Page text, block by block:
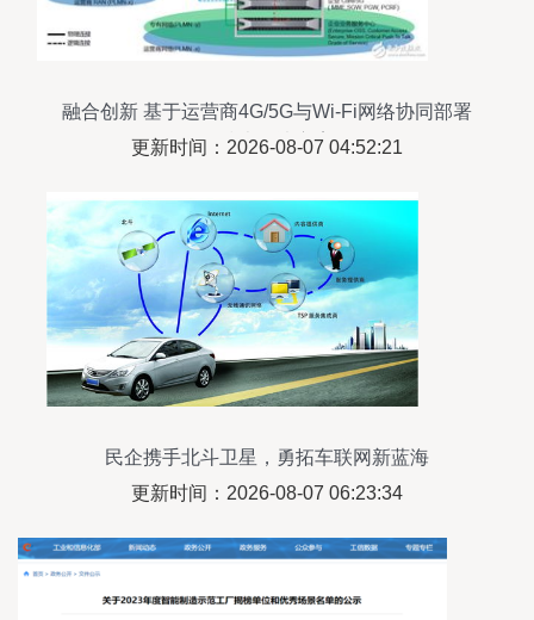
融合创新 基于运营商4G/5G与Wi-Fi网络协同部署
的技术解决方案
更新时间：2026-08-07 04:52:21
民企携手北斗卫星，勇拓车联网新蓝海
更新时间：2026-08-07 06:23:34